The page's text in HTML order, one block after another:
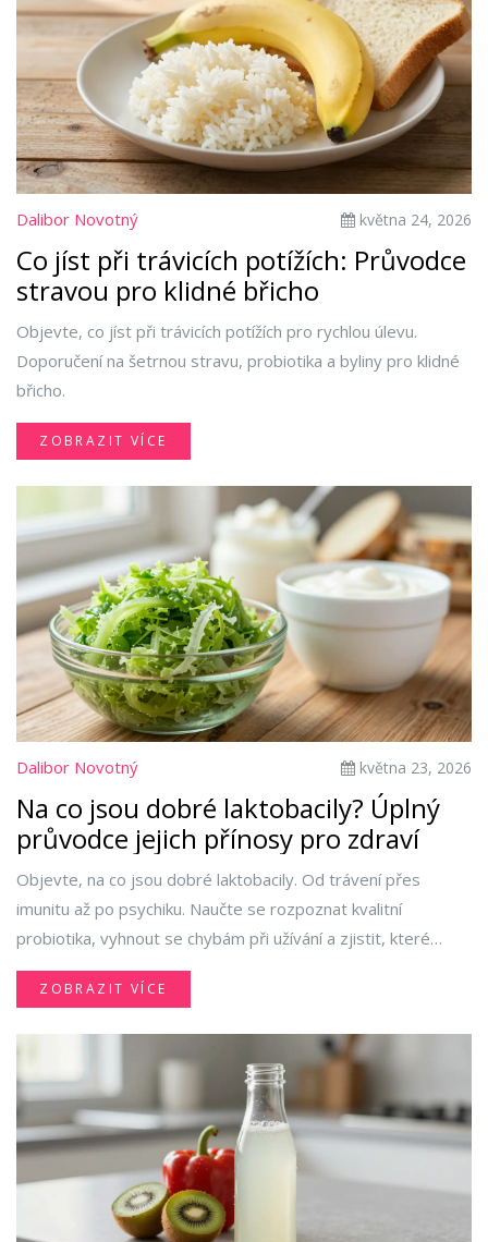
Dalibor Novotný května 24, 2026
Co jíst při trávicích potížích: Průvodce
stravou pro klidné břicho
Objevte, co jíst při trávicích potížích pro rychlou úlevu.
Doporučení na šetrnou stravu, probiotika a byliny pro klidné
břicho.
ZOBRAZIT VÍCE
Dalibor Novotný května 23, 2026
Na co jsou dobré laktobacily? Úplný
průvodce jejich přínosy pro zdraví
Objevte, na co jsou dobré laktobacily. Od trávení přes
imunitu až po psychiku. Naučte se rozpoznat kvalitní
probiotika, vyhnout se chybám při užívání a zjistit, které
kmeny fungují pro váš konkrétní zdravotní stav.
ZOBRAZIT VÍCE